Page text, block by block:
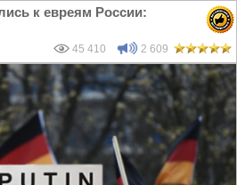
к евреям России:
45 410 2 609